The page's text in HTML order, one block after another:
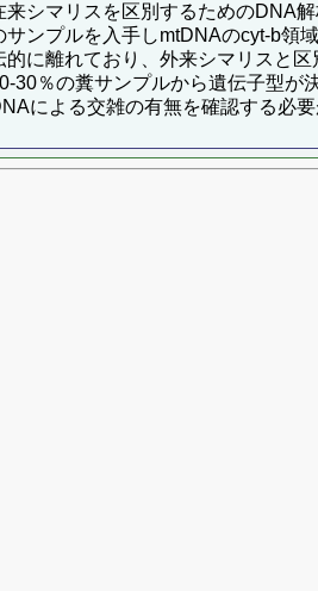
シマリスを区別するためのDNA
ンプルを入手しmtDNAのcyt-b領
に離れており、外来シマリスと
30％の糞サンプルから遺伝子型
による交雑の有無を確認する必要